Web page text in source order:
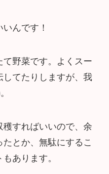
んです！
て野菜です。よくスー
てたりしますが、我
すればいいので、余
とか、無駄にするこ
あります。